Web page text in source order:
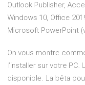
Outlook Publisher,
Windows 10, Office
Microsoft PowerPoint
On vous montre
l’installer sur votre
disponible. La bêta